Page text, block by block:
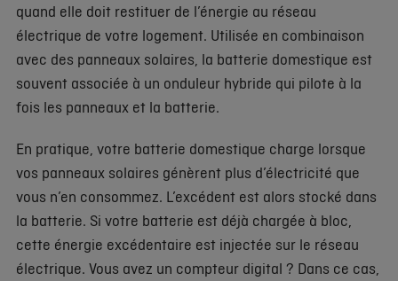
quand elle doit restituer de l’énergie au réseau
électrique de votre logement. Utilisée en combinaison
avec des panneaux solaires, la batterie domestique est
souvent associée à un onduleur hybride qui pilote à la
fois les panneaux et la batterie.
En pratique, votre batterie domestique charge lorsque
vos panneaux solaires génèrent plus d’électricité que
vous n’en consommez. L’excédent est alors stocké dans
la batterie. Si votre batterie est déjà chargée à bloc,
cette énergie excédentaire est injectée sur le réseau
électrique. Vous avez un compteur digital ? Dans ce cas,